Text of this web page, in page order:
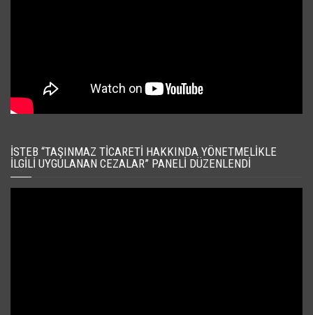
İSTEB “TAŞINMAZ TICARETI HAKKINDA YÖNETMELIKLE
İLGILI UYGULANAN CEZALAR” PANELI DÜZENLENDI